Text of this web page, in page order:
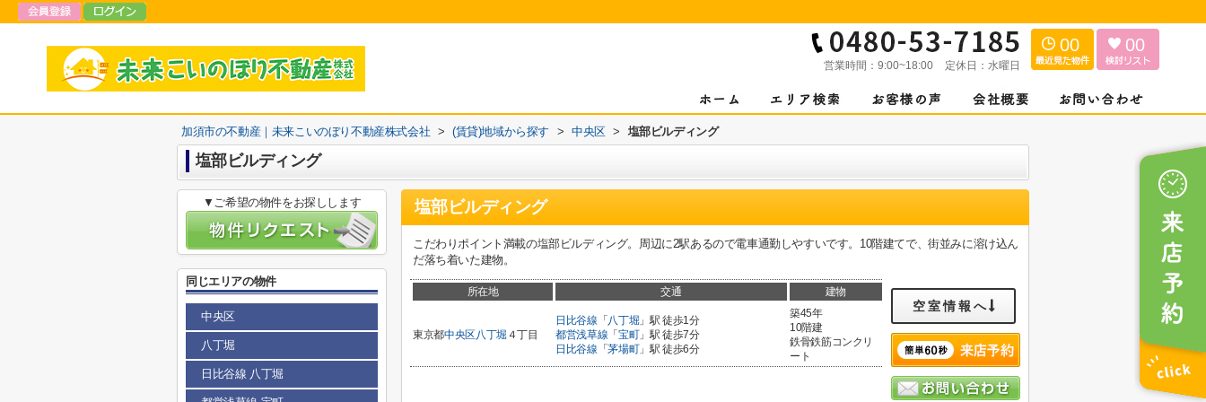
営業時間： 9:00~18:00 定休日： 水曜日
00 00
加須市の不動産｜未来こいのぼり不動産株式会社 > (賃貸)地域から探す > 中央区 > 塩部ビルディング
塩部ビルディング
塩部ビルディング
こだわりポイント満載の塩部ビルディング。周辺に2駅あるので電車通勤しやすいです。10階建てで、街並みに溶け込ん
だ落ち着いた建物。
所在地 交通 建物
東京都中央区八丁堀４丁目
日比谷線 「 八丁堀」駅 徒歩1分
都営浅草線 「 宝町」駅 徒歩7分
日比谷線 「茅場町」駅 徒歩6分
築45年
10階建
鉄骨鉄筋コンクリ
ート
空室情報へ
▼ご希望の物件をお探しします
同じエリアの物件
中央区
八丁堀
日比谷線 八丁堀